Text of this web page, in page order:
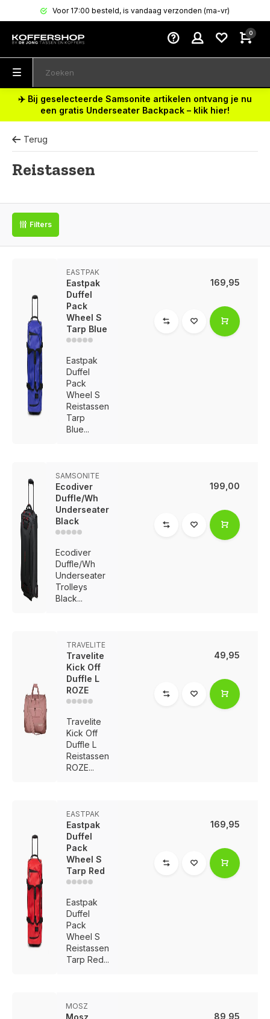
Voor 17:00 besteld, is vandaag verzonden (ma-vr)
0
✈️ Bij geselecteerde Samsonite artikelen ontvang je nu
een gratis Underseater Backpack – klik hier!
Terug
Reistassen
Filters
EASTPAK
Eastpak
Duffel
Pack
Wheel S
Tarp Blue
Eastpak
Duffel
Pack
Wheel S
Reistassen
Tarp
Blue...
169,95
SAMSONITE
Ecodiver
Duffle/Wh
Underseater
Black
Ecodiver
Duffle/Wh
Underseater
Trolleys
Black...
199,00
TRAVELITE
Travelite
Kick Off
Duffle L
ROZE
Travelite
Kick Off
Duffle L
Reistassen
ROZE...
49,95
EASTPAK
Eastpak
Duffel
Pack
Wheel S
Tarp Red
Eastpak
Duffel
Pack
Wheel S
Reistassen
Tarp Red...
169,95
MOSZ
Mosz
89,95